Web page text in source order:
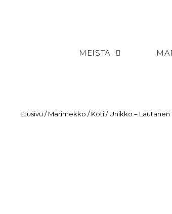
MEISTÄ
Etusivu /Marimekko /Koti/ Unikko – Lautanen